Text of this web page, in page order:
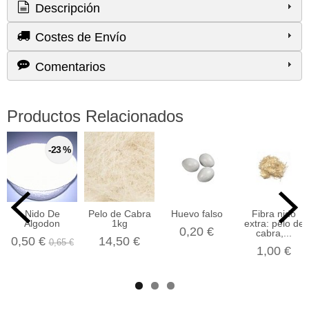
Descripción
Costes de Envío
Comentarios
Productos Relacionados
-23 %
Nido De
Algodon
0,50 €0,65 €
Pelo de Cabra
1kg
14,50 €
Huevo falso
0,20 €
Fibra nido
extra: pelo de
cabra,...
1,00 €